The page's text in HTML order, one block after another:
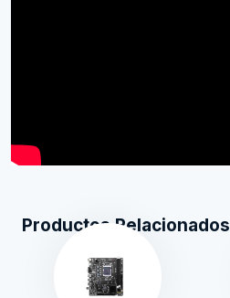
Productos Relacionados